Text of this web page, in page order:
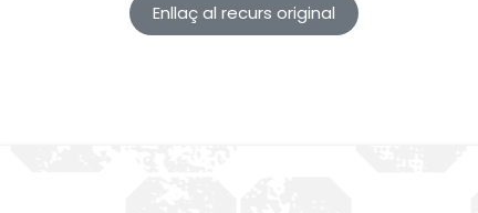
Enllaç al recurs original